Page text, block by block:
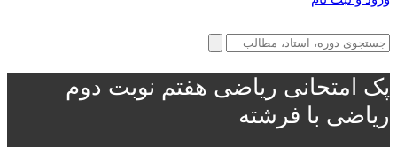
پک امتحانی ریاضی هفتم نوبت دوم
ریاضی با فرشته